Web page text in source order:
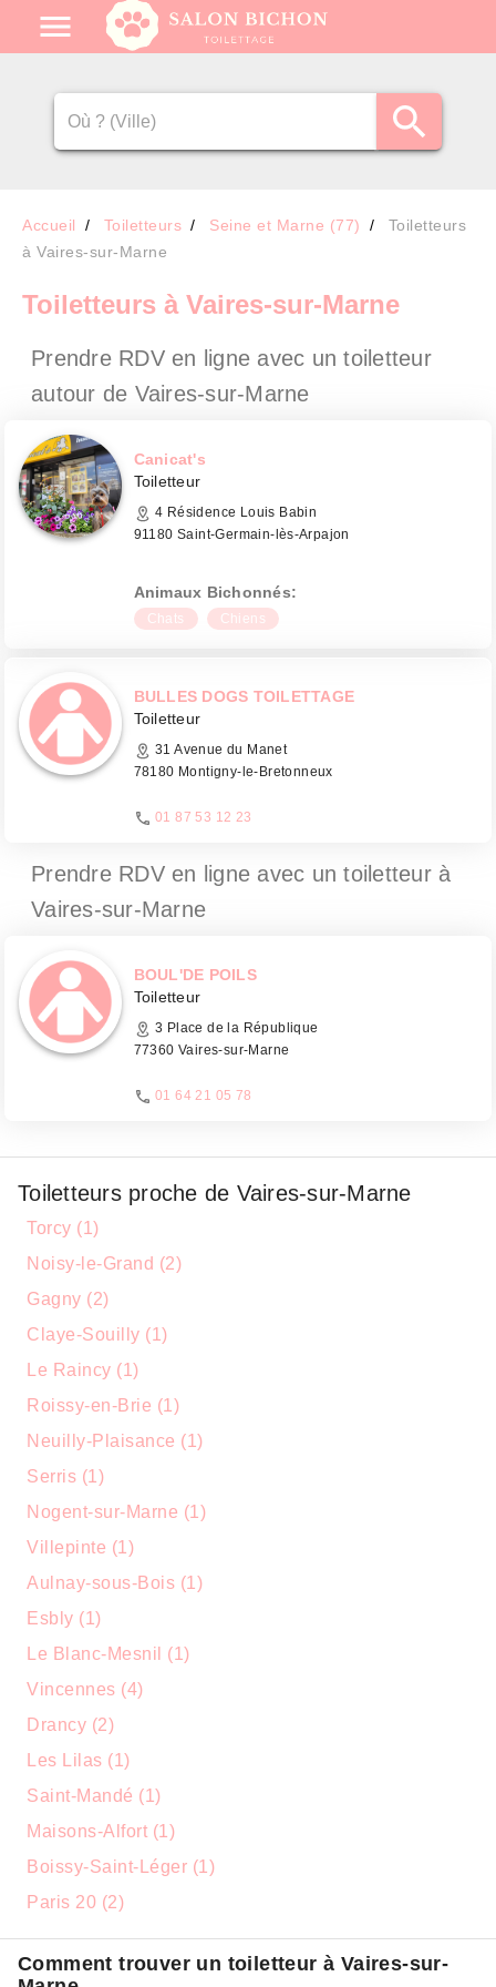
Accueil Toiletteurs Seine et Marne (77)
Toiletteurs
à Vaires-sur-Marne
Toiletteurs à Vaires-sur-Marne
Prendre RDV en ligne avec un toiletteur
autour de Vaires-sur-Marne
Canicat's
Toiletteur
4 Résidence Louis Babin
91180 Saint-Germain-lès-Arpajon
Animaux Bichonnés:
Chats Chiens
BULLES DOGS TOILETTAGE
Toiletteur
31 Avenue du Manet
78180 Montigny-le-Bretonneux
01 87 53 12 23
Prendre RDV en ligne avec un toiletteur à
Vaires-sur-Marne
BOUL'DE POILS
Toiletteur
3 Place de la République
77360 Vaires-sur-Marne
01 64 21 05 78
Toiletteurs proche de Vaires-sur-Marne
Torcy (1)
Noisy-le-Grand (2)
Gagny (2)
Claye-Souilly (1)
Le Raincy (1)
Roissy-en-Brie (1)
Neuilly-Plaisance (1)
Serris (1)
Nogent-sur-Marne (1)
Villepinte (1)
Aulnay-sous-Bois (1)
Esbly (1)
Le Blanc-Mesnil (1)
Vincennes (4)
Drancy (2)
Les Lilas (1)
Saint-Mandé (1)
Maisons-Alfort (1)
Boissy-Saint-Léger (1)
Paris 20 (2)
Comment trouver un toiletteur à Vaires-sur-